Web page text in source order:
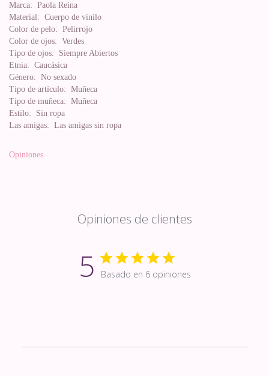
Marca: Paola Reina
Material: Cuerpo de vinilo
Color de pelo: Pelirrojo
Color de ojos: Verdes
Tipo de ojos: Siempre Abiertos
Etnia: Caucásica
Género: No sexado
Tipo de artículo: Muñeca
Tipo de muñeca: Muñeca
Estilo: Sin ropa
Las amigas: Las amigas sin ropa
Opiniones
Opiniones de clientes
5 Basado en 6 opiniones